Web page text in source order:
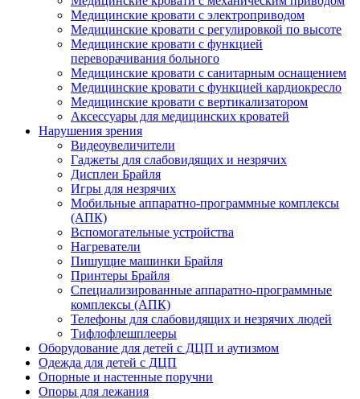
Медицинские кровати с электроприводом
Медицинские кровати с регулировкой по высоте
Медицинские кровати с функцией
переворачивания больного
Медицинские кровати с санитарным оснащением
Медицинские кровати с функцией кардиокресло
Медицинские кровати с вертикализатором
Аксессуары для медицинских кроватей
Нарушения зрения
Видеоувеличители
Гаджеты для слабовидящих и незрячих
Дисплеи Брайля
Игры для незрячих
Мобильные аппаратно-программные комплексы
(АПК)
Вспомогательные устройства
Нагреватели
Пишущие машинки Брайля
Принтеры Брайля
Специализированные аппаратно-программные
комплексы (АПК)
Телефоны для слабовидящих и незрячих людей
Тифлофлешплееры
Оборудование для детей с ДЦП и аутизмом
Одежда для детей с ДЦП
Опорные и настенные поручни
Опоры для лежания